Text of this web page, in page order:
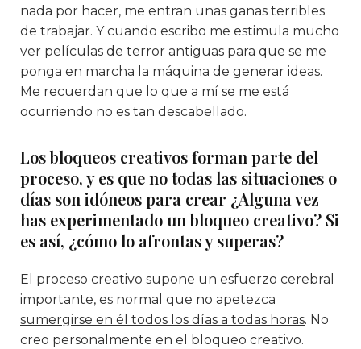
nada por hacer, me entran unas ganas terribles
de trabajar. Y cuando escribo me estimula mucho
ver películas de terror antiguas para que se me
ponga en marcha la máquina de generar ideas.
Me recuerdan que lo que a mí se me está
ocurriendo no es tan descabellado.
Los bloqueos creativos forman parte del
proceso, y es que no todas las situaciones o
días son idóneos para crear ¿Alguna vez
has experimentado un bloqueo creativo? Si
es así, ¿cómo lo afrontas y superas?
El proceso creativo supone un esfuerzo cerebral
importante, es normal que no apetezca
sumergirse en él todos los días a todas horas. No
creo personalmente en el bloqueo creativo.